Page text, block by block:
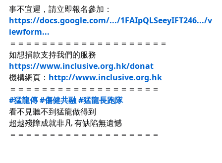
事不宜遲，請立即報名參加：
https://docs.google.com/.../1FAIpQLSeeyIFT246.../v
iewform...
＝＝＝＝＝＝＝＝＝＝＝＝＝＝＝＝＝＝＝＝
如想捐款支持我們的服務
https://www.inclusive.org.hk/donat
機構網頁： http://www.inclusive.org.hk
＝＝＝＝＝＝＝＝＝＝＝＝＝＝＝＝＝＝＝
#猛龍傳#傷健共融#猛龍長跑隊
看不見聽不到猛龍做得到
超越殘障成就非凡 有缺陷無遺憾
＝＝＝＝＝＝＝＝＝＝＝＝＝＝＝＝＝＝＝